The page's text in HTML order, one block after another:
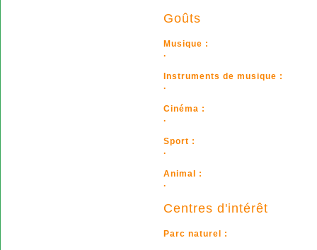
Goûts
Musique :
.
Instruments de musique :
.
Cinéma :
.
Sport :
.
Animal :
.
Centres d'intérêt
Parc naturel :